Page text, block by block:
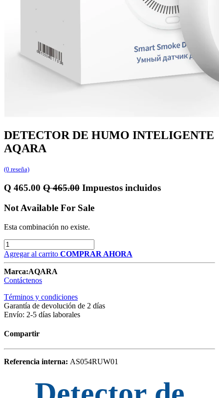
DETECTOR DE HUMO INTELIGENTE
AQARA
(0 reseña)
Q 465.00 Q465.00 Impuestos incluidos
Not Available For Sale
Esta combinación no existe.
Agregar al carrito COMPRAR AHORA
Marca:AQARA
Contáctenos
Términos y condiciones
Garantía de devolución de 2 días
Envío: 2-5 días laborales
Compartir
Referencia interna: AS054RUW01